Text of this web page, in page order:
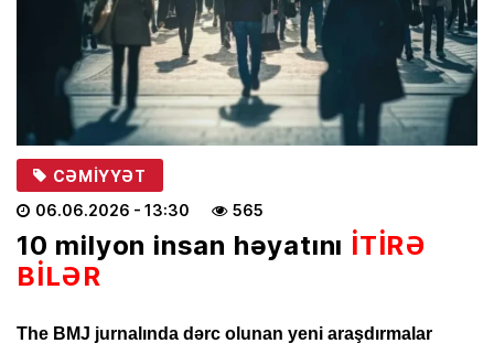
CƏMIYYƏT
06.06.2026 - 13:30 565
10 milyon insan həyatını İTİRƏ
BİLƏR
The BMJ jurnalında dərc olunan yeni araşdırmalar